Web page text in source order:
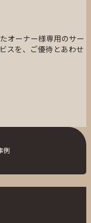
オーナー様専用のサー
スを、ご優待とあわせ
例